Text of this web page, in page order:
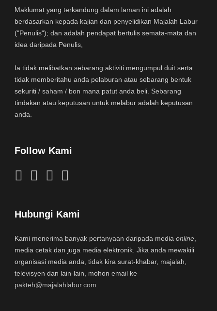
Maklumat yang terkandung dalam laman ini adalah
berdasarkan kepada kajian dan penyelidikan Majalah Labur
("Penulis"); dan adalah pendapat bertulis semata-mata dan
idea daripada Penulis,
Ia tidak melibatkan sebarang aktiviti mengumpul duit serta
tidak memberitahu anda pelaburan atau sebarang bentuk
sekuriti / saham / bon mana patut anda beli. Sebarang
tindakan atau keputusan untuk melabur adalah keputusan
anda.
Follow Kami
Hubungi Kami
Kami menerima banyak pertanyaan daripada media online,
media cetak dan juga media elektronik. Jika anda mewakili
organisasi media anda, tidak kira surat-khabar, majalah,
televisyen dan lain-lain, mohon email ke
pakteh@majalahlabur.com